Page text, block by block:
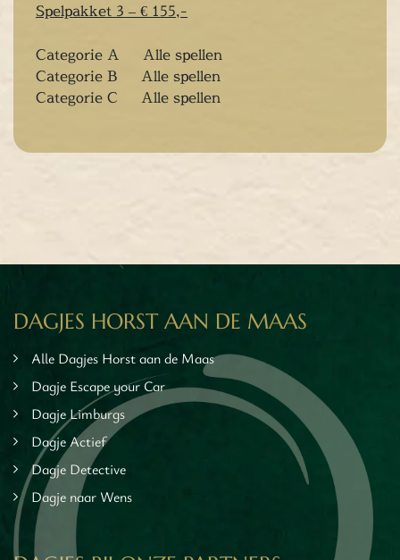
Room
verzorgd
Tours
dagje
Spelpakket 3 – € 155,-
Categorie A Alle spellen
Categorie B Alle spellen
Categorie C Alle spellen
DAGJES HORST AAN DE MAAS
Alle Dagjes Horst aan de Maas
Dagje Escape your Car
Dagje Limburgs
Dagje Actief
Dagje Detective
Dagje naar Wens